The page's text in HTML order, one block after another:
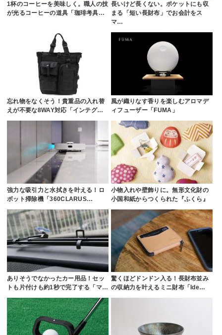
1杯のコーヒーを美味しく。職人の技
が光るコーヒーの道具「珈琲考具…
長いけど長くない。ポケットにも収
まる「短い長財布」でお会計をス
マ…
忘れ物をなくそう！貴重品の入れ替
えが不要な8WAY対応「インテグ…
風が織りなす香りを楽しむアロマデ
ィフューザー「FUMA」
強力な吸引力と水拭きを叶える！ロ
ボット掃除機「360CLARUS…
小物入れや壁飾りに。無形文化財の
小国和紙からつくられた『ふくら』
ありそうでなかったカー用品！セッ
トも片付けも約1秒で完了する「マ…
驚くほどドンドン入る！長財布並み
の収納力を叶えるミニ財布「Ide…